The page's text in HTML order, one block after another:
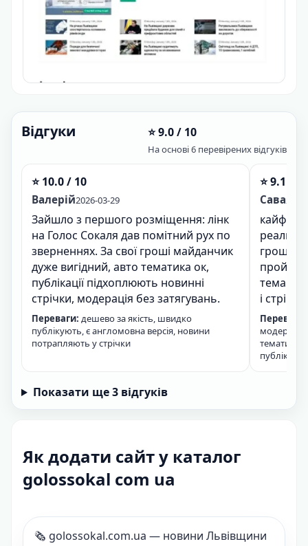
Відгуки ⭐ 9.0 / 10
На основі 6 перевірених відгуків
⭐ 10.0 / 10
Валерій2026-03-29
Зайшло з першого розміщення: лінк
на Голос Сокаля дав помітний рух по
зверненнях. За свої гроші майданчик
дуже вигідний, авто тематика ок,
публікації підхоплюють новинні
стрічки, модерація без затягувань.
Переваги: дешево за якість, швидко
публікують, є англомовна версія, новини
потрапляють у стрічки
⭐ 9.1 / 10
Сава
кайф,
реально
гроші
пройшла
тема
і
Переваги:
модерація
тематика
Показати ще 3 відгуків
Як додати сайт у каталог
golossokal com ua
🗞️ golossokal.com.ua — новини Львівщини